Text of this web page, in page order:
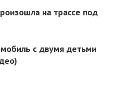
на трассе под
с двумя детьми